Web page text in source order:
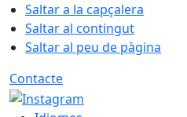
Saltar a la capçalera
Saltar al contingut
Saltar al peu de pàgina
Contacte